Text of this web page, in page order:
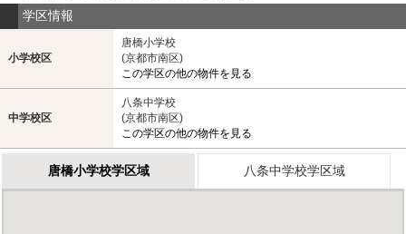
学区情報
小学校区
唐橋小学校
(京都市南区)
この学区の他の物件を見る
中学校区
八条中学校
(京都市南区)
この学区の他の物件を見る
唐橋小学校学区域 八条中学校学区域